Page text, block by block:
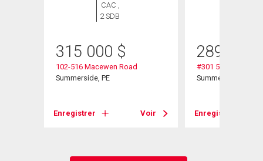
CAC ,
2 SDB
315 000 $
102-516 Macewen Road
Summerside, PE
Enregistrer Voir
289 900
#301 516
Summerside, PE
Enregistrer